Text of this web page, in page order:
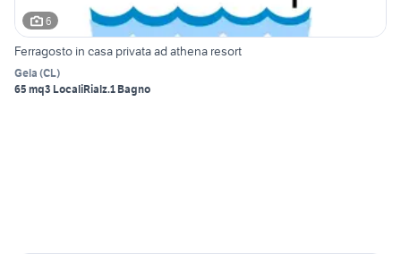
6
Ferragosto in casa privata ad athena resort
Gela (CL)
65 mq3 LocaliRialz.1 Bagno